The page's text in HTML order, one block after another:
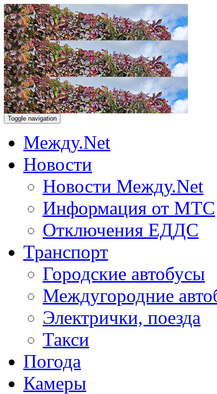
Toggle navigation
Между.Net
Новости
Новости Между.Net
Информация от МТС
Отключения ЕДДС
Транспорт
Городские автобусы
Междугородние
Электрички, поезда
Такси
Погода
Камеры